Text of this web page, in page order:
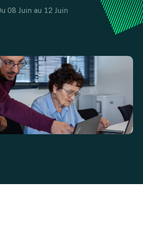
08 Juin au 12 Juin